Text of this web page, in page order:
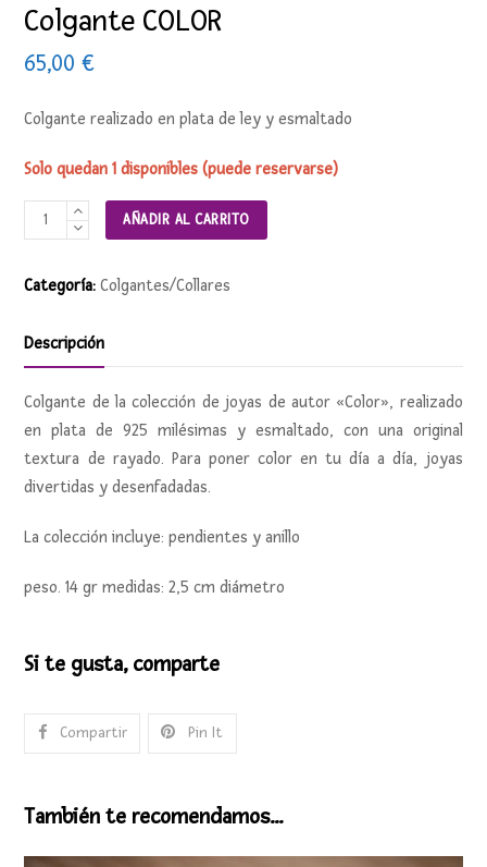
Colgante COLOR
65,00€
Colgante realizado en plata de ley y esmaltado
Solo quedan 1 disponibles (puede reservarse)
Colgante
COLOR
AÑADIR AL CARRITO
Categoría: Colgantes/Collares
Descripción
Colgante de la colección de joyas de autor «Color», realizado
en plata de 925 milésimas y esmaltado, con una original
textura de rayado. Para poner color en tu día a día, joyas
divertidas y desenfadadas.
La colección incluye: pendientes y anillo
peso. 14 gr medidas: 2,5 cm diámetro
Si te gusta, comparte
Compartir Pin It
También te recomendamos…